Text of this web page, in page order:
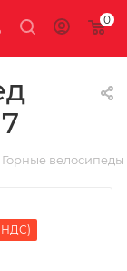
0
Горные велосипеды
НДС)